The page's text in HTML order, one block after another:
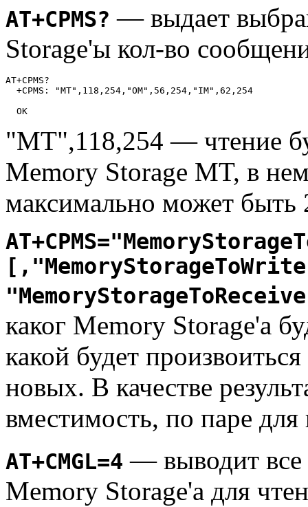
AT+CPMS? — выдает
Storage'ы кол-во
AT+CPMS?
  +CPMS: "MT",118,254,"OM",56,254,"IM",62,254
  OK
"MT",118,254 — чтение
Memory Storage MT, в
максимально может быть
каког Memory Storage'а
какой будет
новых. В качестве
вместимость, по паре
AT+CMGL=4 — выводит все
Memory Storage'а для